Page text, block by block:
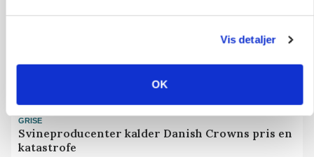
Vis detaljer
OK
GRISE
Svineproducenter kalder Danish Crowns pris en
katastrofe